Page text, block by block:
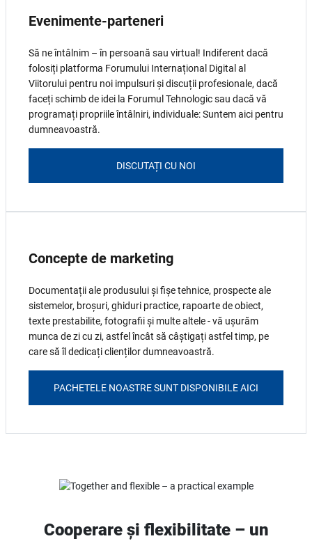
Evenimente-parteneri
Să ne întâlnim – în persoană sau virtual! Indiferent dacă
folosiți platforma Forumului Internațional Digital al
Viitorului pentru noi impulsuri și discuții profesionale, dacă
faceți schimb de idei la Forumul Tehnologic sau dacă vă
programați propriile întâlniri, individuale: Suntem aici pentru
dumneavoastră.
DISCUTAȚI CU NOI
Concepte de marketing
Documentații ale produsului și fișe tehnice, prospecte ale
sistemelor, broșuri, ghiduri practice, rapoarte de obiect,
texte prestabilite, fotografii și multe altele - vă ușurăm
munca de zi cu zi, astfel încât să câștigați astfel timp, pe
care să îl dedicați clienților dumneavoastră.
PACHETELE NOASTRE SUNT DISPONIBILE AICI
Cooperare și flexibilitate – un